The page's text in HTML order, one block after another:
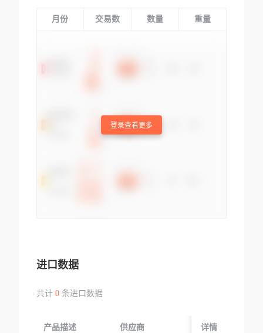
月份 交易数 数量 重量
登录查看更多
进口数据
共计 0条进口数据
产品描述 供应商 起运国/地区
详情